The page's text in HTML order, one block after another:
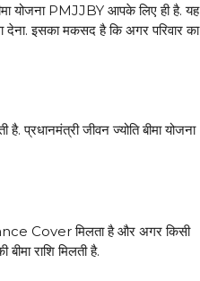
योजना PMJJBY आपके लिए ही है. यह
इसका मकसद है कि अगर परिवार का
प्रधानमंत्री जीवन ज्योति बीमा योजना
Cover मिलता है और अगर किसी
राशि मिलती है.